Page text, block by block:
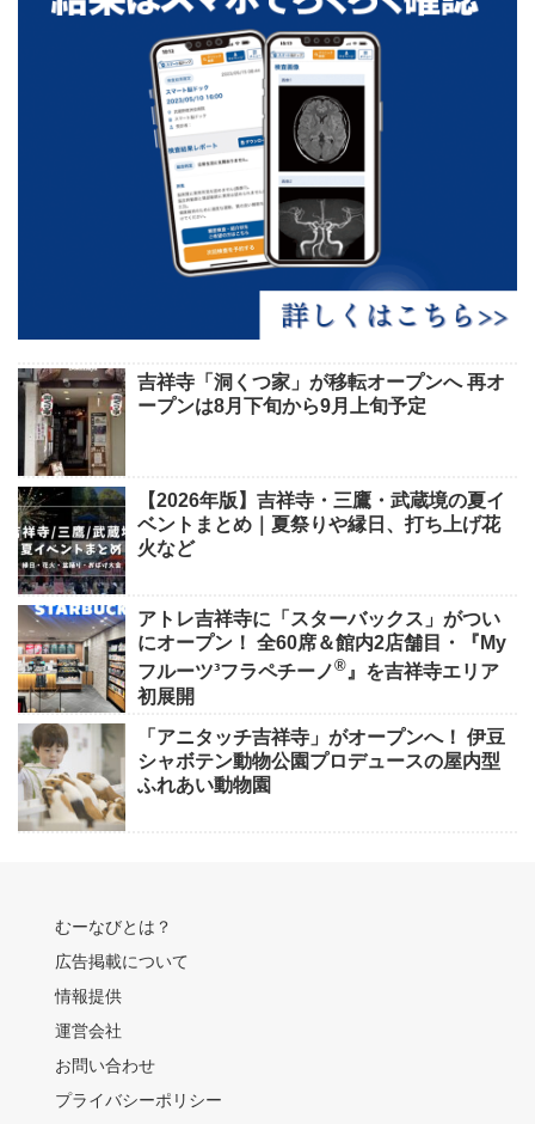
吉祥寺「洞くつ家」が移転オープンへ 再オ
ープンは8月下旬から9月上旬予定
【2026年版】吉祥寺・三鷹・武蔵境の夏イ
ベントまとめ｜夏祭りや縁日、打ち上げ花
火など
アトレ吉祥寺に「スターバックス」がつい
にオープン！ 全60席＆館内2店舗目・『My
フルーツ³フラペチーノ®』を吉祥寺エリア
初展開
「アニタッチ吉祥寺」がオープンへ！ 伊豆
シャボテン動物公園プロデュースの屋内型
ふれあい動物園
むーなびとは？
広告掲載について
情報提供
運営会社
お問い合わせ
プライバシーポリシー